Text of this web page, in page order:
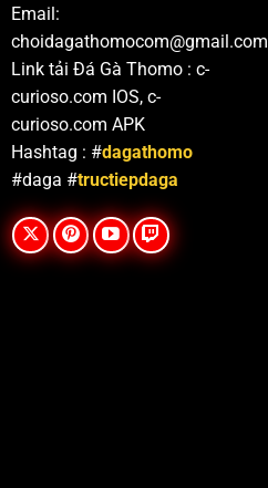
Email:
choidagathomocom@gmail.com
Link tải Đá Gà Thomo : c-
curioso.com IOS, c-
curioso.com APK
Hashtag : #dagathomo
#daga #tructiepdaga